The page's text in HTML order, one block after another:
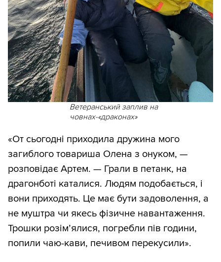
Ветеранський заплив на
човнах-«драконах»
«От сьогодні приходила дружина мого
загиблого товариша Олена з онуком, —
розповідає Артем. — Грали в петанк, на
драгонботі каталися. Людям подобається, і
вони приходять. Це має бути задоволення, а
не муштра чи якесь фізичне навантаження.
Трошки розім’ялися, погребли пів години,
попили чаю-кави, печивом перекусили».